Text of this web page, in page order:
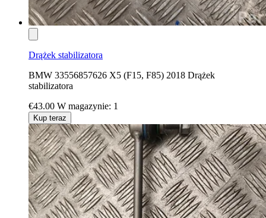
Drążek stabilizatora
BMW 33556857626 X5 (F15, F85) 2018 Drążek
stabilizatora
€43.00 W magazynie: 1
Kup teraz